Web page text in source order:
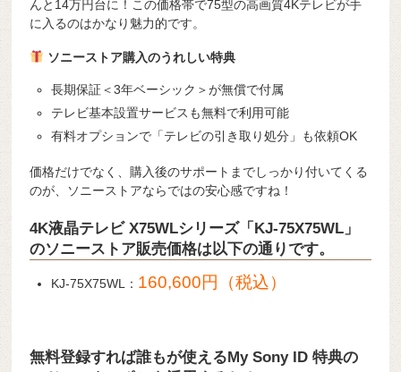
んと14万円台に！この価格帯で75型の高画質4Kテレビが手
に入るのはかなり魅力的です。
ソニーストア購入のうれしい特典
長期保証＜3年ベーシック＞が無償で付属
テレビ基本設置サービスも無料で利用可能
有料オプションで「テレビの引き取り処分」も依頼OK
価格だけでなく、購入後のサポートまでしっかり付いてくる
のが、ソニーストアならではの安心感ですね！
4K液晶テレビ X75WLシリーズ「KJ-75X75WL」
のソニーストア販売価格は以下の通りです。
KJ-75X75WL： 160,600円（税込）
無料登録すれば誰もが使えるMy Sony ID 特典の